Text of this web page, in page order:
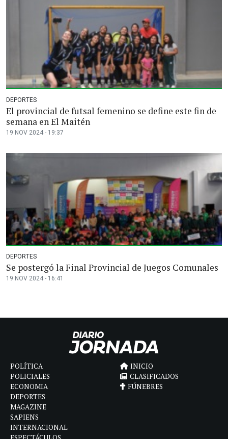
DEPORTES
El provincial de futsal femenino se define este fin de
semana en El Maitén
19 NOV 2024 - 19:37
DEPORTES
Se postergó la Final Provincial de Juegos Comunales
19 NOV 2024 - 16:41
POLÍTICA
POLICIALES
ECONOMIA
DEPORTES
MAGAZINE
SAPIENS
INTERNACIONAL
INICIO
CLASIFICADOS
FÚNEBRES